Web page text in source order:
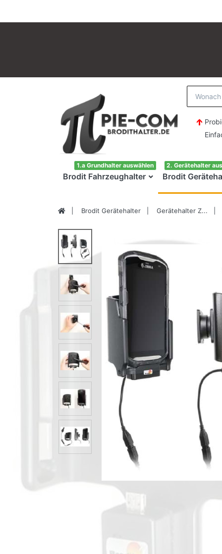
Einfach
Brodit Fahrzeughalter
1.a Grundhalter auswählen
Brodit
2. Gerätehalter
Brodit Gerätehalter Gerätehalter Z...